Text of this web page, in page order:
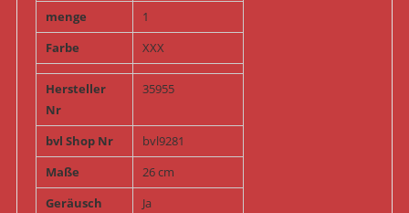
menge
1
Farbe
XXX
Hersteller
Nr
35955
bvl Shop Nr
bvl9281
Maße
26 cm
Geräusch
Ja